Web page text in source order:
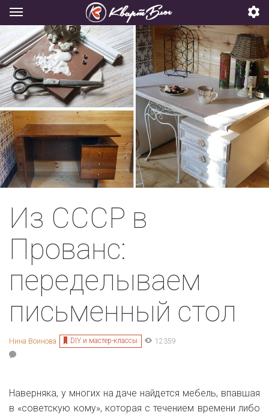
Из СССР в
Прованс:
переделываем
письменный стол
Нина Воинова DIY и мастер-классы 12359
Наверняка, у многих на даче найдется мебель, впавшая
в «советскую кому», которая с течением времени либо